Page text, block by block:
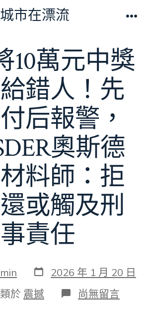
城市在漂流
10萬元中獎
錯人！先
后報警，
奧斯德
料師：拒
或觸及刑
事責任
發
表
日
期
2026 年 1 月 20 日
於 震撼 在
〈店
尚無留言